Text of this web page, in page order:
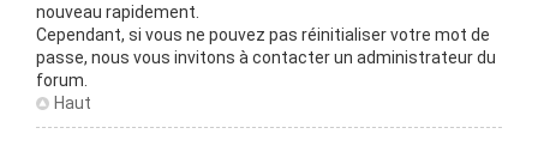
nouveau rapidement.
Cependant, si vous ne pouvez pas réinitialiser votre mot de
passe, nous vous invitons à contacter un administrateur du
forum.
Haut